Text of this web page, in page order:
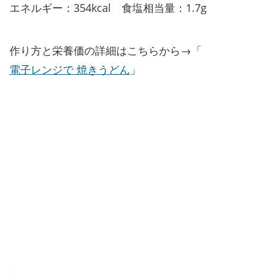
エネルギー：354kcal 食塩相当量：1.7g
作り方と栄養価の詳細はこちらから→「
電子レンジで 焼きうどん 」